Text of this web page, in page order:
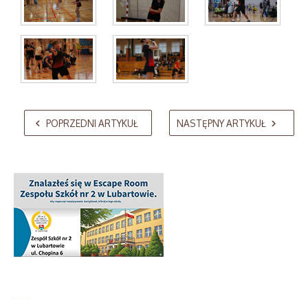
AdmirorGallery 5.2.0, author/sVasiljevski Kekeljevic.
POPRZEDNI ARTYKUŁ NASTĘPNY ARTYKUŁ